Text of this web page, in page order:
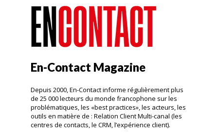
En-Contact Magazine
Depuis 2000, En-Contact informe régulièrement plus
de 25 000 lecteurs du monde francophone sur les
problématiques, les «best practices», les acteurs, les
outils en matière de : Relation Client Multi-canal (les
centres de contacts, le CRM, l’expérience client).